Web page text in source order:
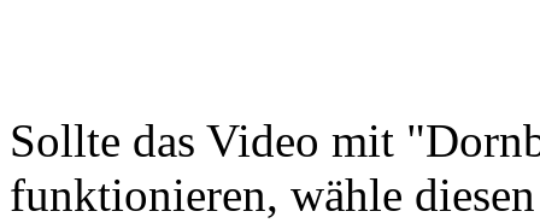
Sollte das Video mit
funktionieren, wähle